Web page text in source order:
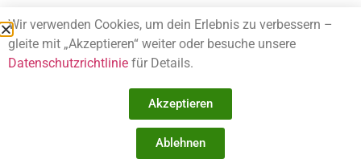
Wir verwenden Cookies, um dein Erlebnis zu verbessern –
gleite mit „Akzeptieren“ weiter oder besuche unsere
Datenschutzrichtlinie für Details.
Akzeptieren
Ablehnen